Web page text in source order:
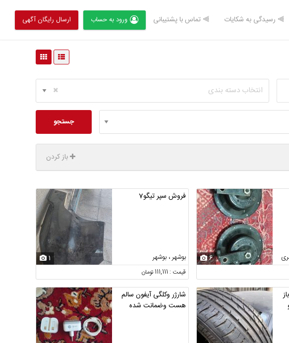
⫸ رسیدگی به شکایات ⫸ تماس با پشتیبانی ورود به حساب ارسال رایگان آگهی
انتخاب دسته بندی
جستجو
باز کردن
6
فروش سپر تیگو7
بوشهر ، بوشهر 1
قیمت : 111,111 تومان
باز
شارژر وکلگی آیفون سالم
هست وضمانت شده